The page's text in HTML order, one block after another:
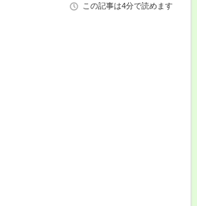
この記事は4分で読めます